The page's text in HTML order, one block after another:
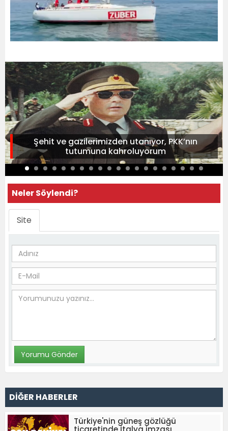
Şehit ve gazilerimizden utanıyor, PKK’nın
tutumuna kahroluyorum
Neler Söylendi?
Site
DİĞER HABERLER
Türkiye'nin güneş gözlüğü